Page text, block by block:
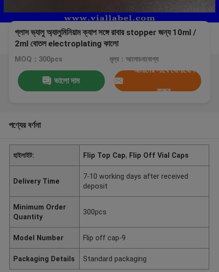
গ্লাস ভ্যালু অ্যালুমিনিয়াম ক্যাপ সঙ্গে রাবার stopper জন্য 10ml /
2ml বোতল electroplating কালো
MOQ：300pcs মূল্য：আলোচনাযোগ্য
ভালো দাম
আমাদের সাথে যোগাযোগ
করুন
পণ্যের বর্ণনা
হাইলাইট: Flip Top Cap, Flip Off Vial Caps
Delivery Time
7-10 working days after received
deposit
Minimum Order
Quantity
300pcs
Model Number Flip off cap-9
Packaging Details Standard packaging